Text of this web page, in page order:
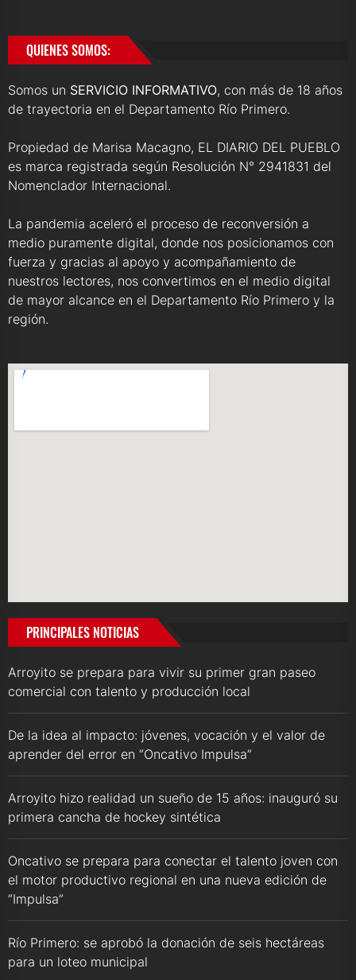
QUIENES SOMOS:
Somos un SERVICIO INFORMATIVO, con más de 18 años
de trayectoria en el Departamento Río Primero.
Propiedad de Marisa Macagno, EL DIARIO DEL PUEBLO
es marca registrada según Resolución N° 2941831 del
Nomenclador Internacional.
La pandemia aceleró el proceso de reconversión a
medio puramente digital, donde nos posicionamos con
fuerza y gracias al apoyo y acompañamiento de
nuestros lectores, nos convertimos en el medio digital
de mayor alcance en el Departamento Río Primero y la
región.
PRINCIPALES NOTICIAS
Arroyito se prepara para vivir su primer gran paseo
comercial con talento y producción local
De la idea al impacto: jóvenes, vocación y el valor de
aprender del error en “Oncativo Impulsa”
Arroyito hizo realidad un sueño de 15 años: inauguró su
primera cancha de hockey sintética
Oncativo se prepara para conectar el talento joven con
el motor productivo regional en una nueva edición de
“Impulsa”
Río Primero: se aprobó la donación de seis hectáreas
para un loteo municipal